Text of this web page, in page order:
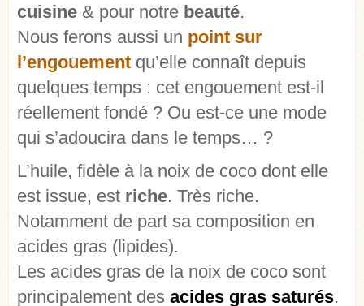
cuisine & pour notre beauté.
Nous ferons aussi un point sur
l’engouement qu’elle connaît depuis
quelques temps : cet engouement est-il
réellement fondé ? Ou est-ce une mode
qui s’adoucira dans le temps… ?
L’huile, fidèle à la noix de coco dont elle
est issue, est riche. Très riche.
Notamment de part sa composition en
acides gras (lipides).
Les acides gras de la noix de coco sont
principalement des acides gras saturés.